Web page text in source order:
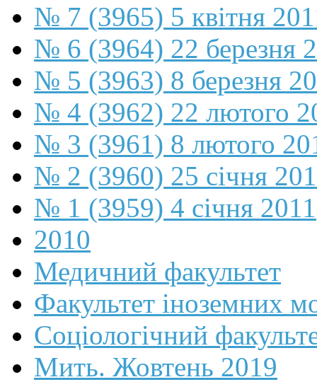
№ 7 (3965) 5 квітня
№ 6 (3964) 22 березня
№ 5 (3963) 8 березня
№ 4 (3962) 22 лютого
№ 3 (3961) 8 лютого
№ 2 (3960) 25 січня
№ 1 (3959) 4 січня 2011
2010
Медичний факультет
Факультет іноземних
Соціологічний
Мить. Жовтень 2019